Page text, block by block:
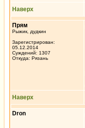
Наверх
Прям
Рыжик, дудкин
Зарегистрирован:
05.12.2014
Суждений: 1307
Откуда: Рязань
Наверх
Dron